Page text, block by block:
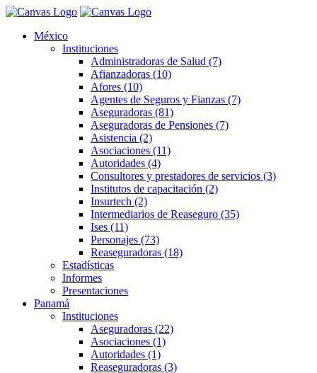
México
Instituciones
Administradoras de Salud (7)
Afianzadoras (10)
Afores (10)
Agentes de Seguros y Fianzas (7)
Aseguradoras (81)
Aseguradoras de Pensiones (7)
Asistencia (2)
Asociaciones (11)
Autoridades (4)
Consultores y prestadores de servicios (3)
Institutos de capacitación (2)
Insurtech (2)
Intermediarios de Reaseguro (35)
Ises (11)
Personajes (73)
Reaseguradoras (18)
Estadísticas
Informes
Presentaciones
Panamá
Instituciones
Aseguradoras (22)
Asociaciones (1)
Autoridades (1)
Reaseguradoras (3)